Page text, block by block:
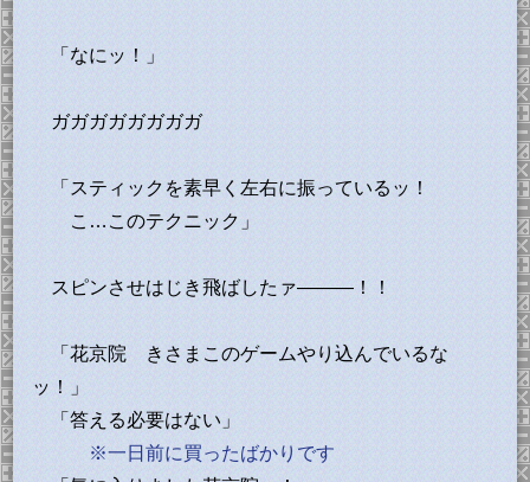
「なにッ！」
ガガガガガガガガ
「スティックを素早く左右に振っているッ！
こ…このテクニック」
スピンさせはじき飛ばしたァ―――！！
「花京院 きさまこのゲームやり込んでいるな
ッ！」
「答える必要はない」
※一日前に買ったばかりです